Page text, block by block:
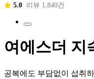
5.0 리뷰 1,840건
여에스더 지
공복에도 부담없이 섭취